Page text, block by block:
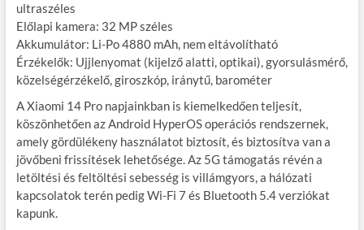
ultraszéles
Előlapi kamera: 32 MP széles
Akkumulátor: Li-Po 4880 mAh, nem eltávolítható
Érzékelők: Ujjlenyomat (kijelző alatti, optikai), gyorsulásmérő,
közelségérzékelő, giroszkóp, iránytű, barométer
A Xiaomi 14 Pro napjainkban is kiemelkedően teljesít,
köszönhetően az Android HyperOS operációs rendszernek,
amely gördülékeny használatot biztosít, és biztosítva van a
jövőbeni frissítések lehetősége. Az 5G támogatás révén a
letöltési és feltöltési sebesség is villámgyors, a hálózati
kapcsolatok terén pedig Wi-Fi 7 és Bluetooth 5.4 verziókat
kapunk.